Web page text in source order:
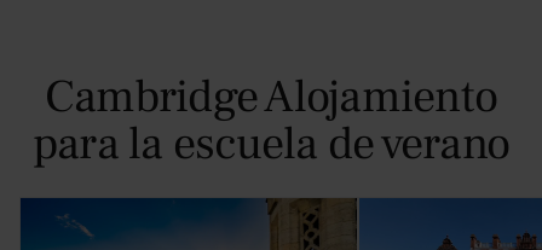
Cambridge Alojamiento
para la escuela de verano